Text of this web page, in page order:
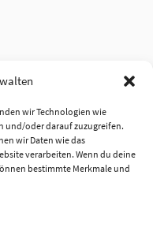
wir Technologien wie
und/oder darauf zuzugreifen.
wir Daten wie das
verarbeiten. Wenn du deine
bestimmte Merkmale und